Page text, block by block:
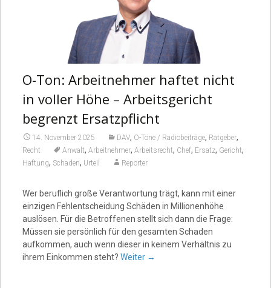
O-Ton: Arbeitnehmer haftet nicht
in voller Höhe – Arbeitsgericht
begrenzt Ersatzpflicht
14. November 2025 DAV, O-Töne / Radiobeiträge, Ratgeber,
Recht Anwalt, Arbeitnehmer, Arbeitsrecht, Chef, Ersatz, Gericht,
Haftung, Schaden, Urteil Reporter
Wer beruflich große Verantwortung trägt, kann mit einer
einzigen Fehlentscheidung Schäden in Millionenhöhe
auslösen. Für die Betroffenen stellt sich dann die Frage:
Müssen sie persönlich für den gesamten Schaden
aufkommen, auch wenn dieser in keinem Verhältnis zu
ihrem Einkommen steht? Weiter →